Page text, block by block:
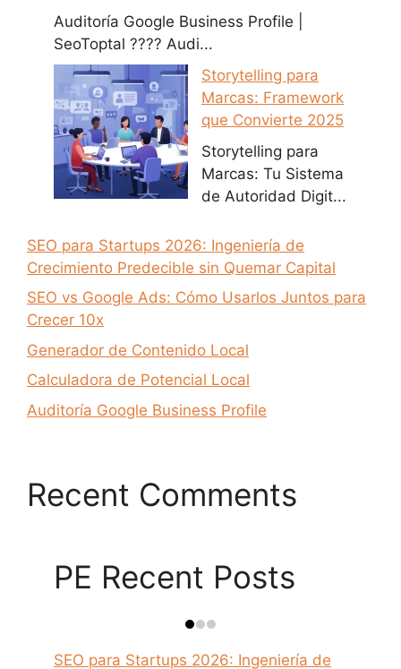
Auditoría Google Business Profile |
SeoToptal ???? Audi...
Storytelling para
Marcas: Framework
que Convierte 2025
Storytelling para
Marcas: Tu Sistema
de Autoridad Digit...
SEO para Startups 2026: Ingeniería de
Crecimiento Predecible sin Quemar Capital
SEO vs Google Ads: Cómo Usarlos Juntos para
Crecer 10x
Generador de Contenido Local
Calculadora de Potencial Local
Auditoría Google Business Profile
Recent Comments
PE Recent Posts
SEO para Startups 2026: Ingeniería de